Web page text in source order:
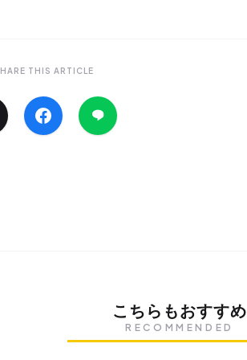
THIS ARTICLE
こちらもおすすめ
RECOMMENDED